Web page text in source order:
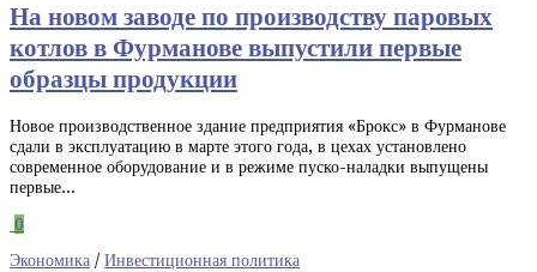
На новом заводе по производству паровых
котлов в Фурманове выпустили первые
образцы продукции
Новое производственное здание предприятия «Брокс» в Фурманове
сдали в эксплуатацию в марте этого года, в цехах установлено
современное оборудование и в режиме пуско-наладки выпущены
первые...
0
Экономика / Инвестиционная политика